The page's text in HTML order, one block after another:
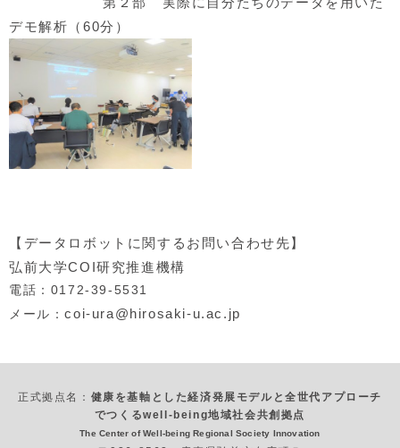
デモ解析（60分）
【データロボットに関するお問い合わせ先】
弘前大学COI研究推進機構
電話：0172-39-5531
メール：coi-ura@hirosaki-u.ac.jp
正式拠点名： 健康を基軸とした経済発展モデルと全世代アプローチ
でつくるwell-being地域社会共創拠点
The Center of Well-being Regional Society Innovation